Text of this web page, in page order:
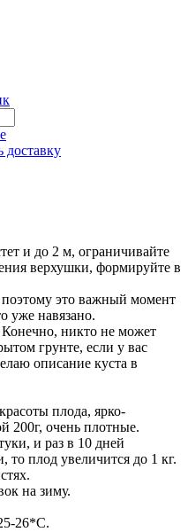
доставку
и до 2 м, ограничивайте
верхушки, формируйте в
поэтому это важный момент
уже навязано.
никто не может
грунте, если у вас
описание куста в
плода, ярко-
200г, очень плотные.
и раз в 10 дней
то плод увеличится до 1 кг.
на зиму.
26*С.